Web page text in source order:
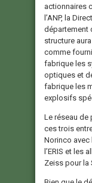
actionnaires
l’ANP, la
département
structure
comme
fabrique les
optiques et
fabrique les
explosifs
Le réseau de
ces trois
Norinco avec
l’ERIS et les
Zeiss pour la